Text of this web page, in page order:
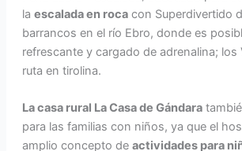
la escalada en rocacon Superdivertido
barrancos en el río Ebro, donde es
refrescante y cargado de adrenalina; los
ruta en tirolina.
La casa rural La Casa de Gándara
para las familias con niños, ya que el
amplio concepto de actividades para